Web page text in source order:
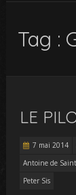
Tag :
LE
7 mai 2014
Antoine de
Peter Sis